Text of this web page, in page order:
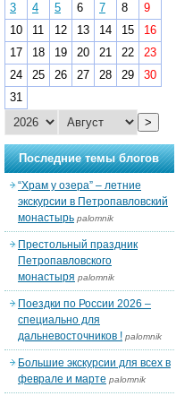
3
4 5 6 7 8
9
10
11 12 13 14 15
16
17
18 19 20 21 22
23
24
25 26 27 28 29
30
31
>
Последние темы блогов
“Храм у озера” – летние
экскурсии в Петропавловский
монастырь palomnik
Престольный праздник
Петропавловского
монастыря palomnik
Поездки по России 2026 –
специально для
дальневосточников ! palomnik
Большие экскурсии для всех в
феврале и марте palomnik